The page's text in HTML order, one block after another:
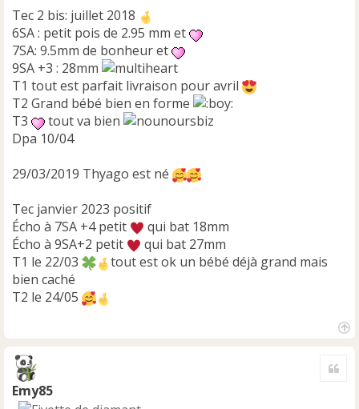
Tec 2 bis: juillet 2018
6SA : petit pois de 2.95 mm et
7SA: 9.5mm de bonheur et
9SA +3 : 28mm
T1 tout est parfait livraison pour avril
T2 Grand bébé bien en forme
T3
tout va bien
Dpa 10/04
29/03/2019 Thyago est né
Tec janvier 2023 positif
Écho à 7SA +4 petit
qui bat 18mm
Écho à 9SA+2 petit
qui bat 27mm
T1 le 22/03
tout est ok un bébé déjà grand mais
bien caché
T2 le 24/05
Emy85